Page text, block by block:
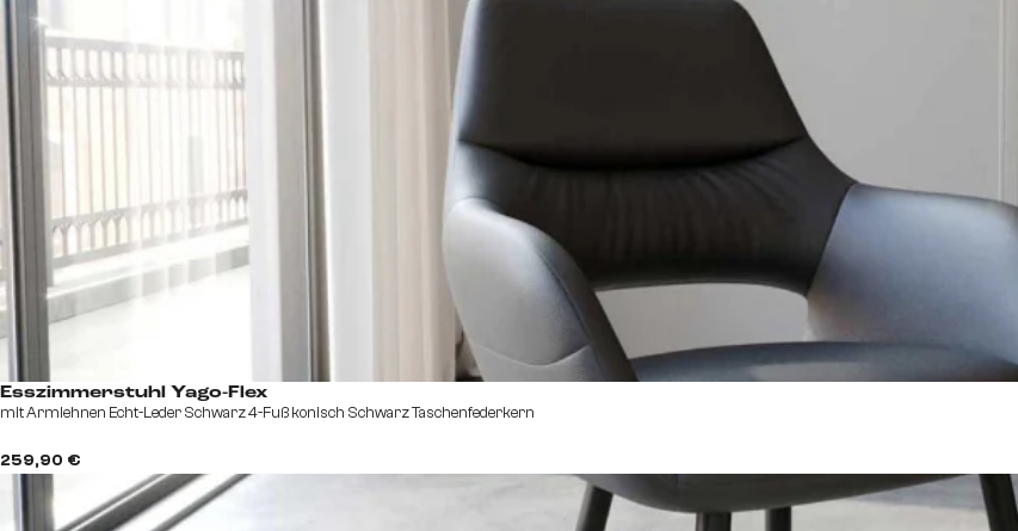
Esszimmerstuhl Yago-Flex
mit Armlehnen Echt-Leder Schwarz 4-Fuß konisch Schwarz Taschenfederkern
259,90 €